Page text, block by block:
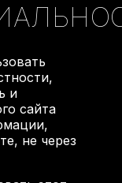
и
сайта
не через